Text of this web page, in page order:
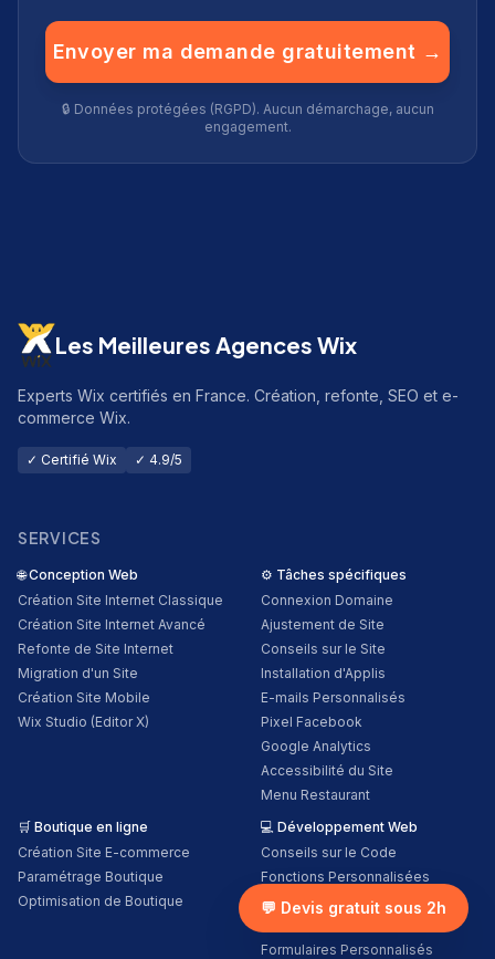
Envoyer ma demande gratuitement →
🔒 Données protégées (RGPD). Aucun démarchage, aucun
engagement.
Les Meilleures Agences Wix
Experts Wix certifiés en France. Création, refonte, SEO et e-
commerce Wix.
✓ Certifié Wix ✓ 4.9/5
SERVICES
🌐 Conception Web
Création Site Internet Classique
Création Site Internet Avancé
Refonte de Site Internet
Migration d'un Site
Création Site Mobile
Wix Studio (Editor X)
⚙️ Tâches spécifiques
Connexion Domaine
Ajustement de Site
Conseils sur le Site
Installation d'Applis
E-mails Personnalisés
Pixel Facebook
Google Analytics
Accessibilité du Site
Menu Restaurant
🛒 Boutique en ligne
Création Site E-commerce
Paramétrage Boutique
Optimisation de Boutique
💻 Développement Web
Conseils sur le Code
Fonctions Personnalisées
Services Tiers
Formulaires Personnalisés
💬 Devis gratuit sous 2h